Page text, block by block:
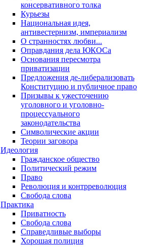
консервативного толка
Курьезы
Национальная идея,
антивестернизм, империализм
О странностях любви...
Оправдания дела ЮКОСа
Основания пересмотра
приватизации
Предложения де-либерализовать
Конституцию и публичное право
Призывы к ужесточению
уголовного и уголовно-
процессуального
законодательства
Символические акции
Теории заговора
Идеология
Гражданское общество
Политический режим
Право
Революция и контрреволюция
Свобода слова
Практика
Приватность
Свобода слова
Справедливые выборы
Хорошая полиция